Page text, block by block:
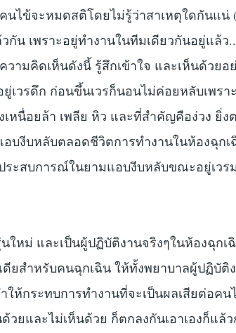
นไข้จะหมดสติโดยไม่รู้ว่าสาเหตุใดกันแ
น เพราะอยู่ทำงานในทีมเดียวกันอยู่แล้ว
ามคิดเห็นดังนี้ รู้สึกเข้าใจ และเห็นด้วยอย่
ยู่เวรดึก ก่อนขึ้นเวรก็นอนไม่ค่อยหลับเพร
เหนื่อยล้า เพลีย หิว และที่สำคัญคือง่วง ยิ่
บงีบหลับตลอดชีวิตการทำงานในห้องฉุก
ระสบการณ์ในยามแอบงีบหลับขณะอยู่เวร
ใหม่ และเป็นผู้ปฏิบัติงานจริงๆในห้องฉุก
ดียสำหรับคนฉุกเฉิน ให้ทั้งพยาบาลผู้ปฏิบั
ให้กระทบการทำงานที่จะเป็นผลเสียต่อค
วยและไม่เห็นด้วย ก็ตกลงกันเอาเองก็แล้